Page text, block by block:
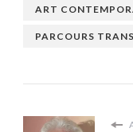
ART
PARCOURS